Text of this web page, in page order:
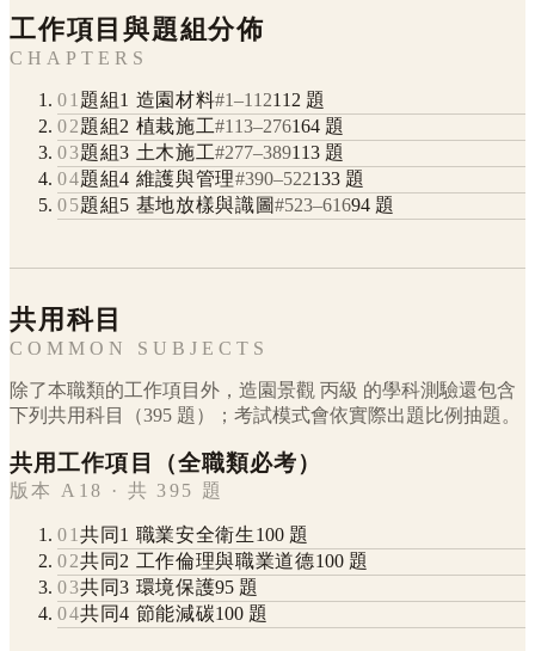
工作項目與題組分佈
CHAPTERS
01 題組1 造園材料#1–112112 題
02題組2 植栽施工#113–276164 題
03題組3 土木施工#277–389113 題
04題組4 維護與管理#390–522133題
05題組5 基地放樣與識圖#523–61694 題
共用科目
COMMON SUBJECTS
除了本職類的工作項目外， 造園景觀 丙級 的學科測驗還包含
下列共用科目（395 題）；考試模式會依實際出題比例抽題。
共用工作項目（全職類必考）
版本 A18 · 共 395 題
01共同1 職業安全衛生100題
02共同2 工作倫理與職業道德100題
03共同3 環境保護95 題
04共同4 節能減碳100 題